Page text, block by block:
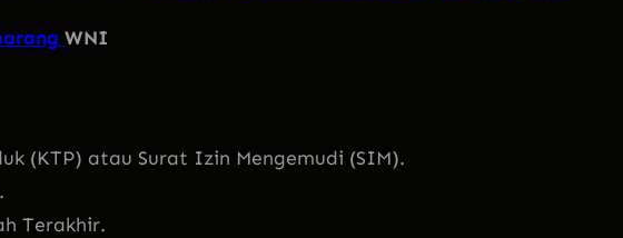
WNI
(KTP) atau Surat Izin Mengemudi (SIM).
Terakhir.